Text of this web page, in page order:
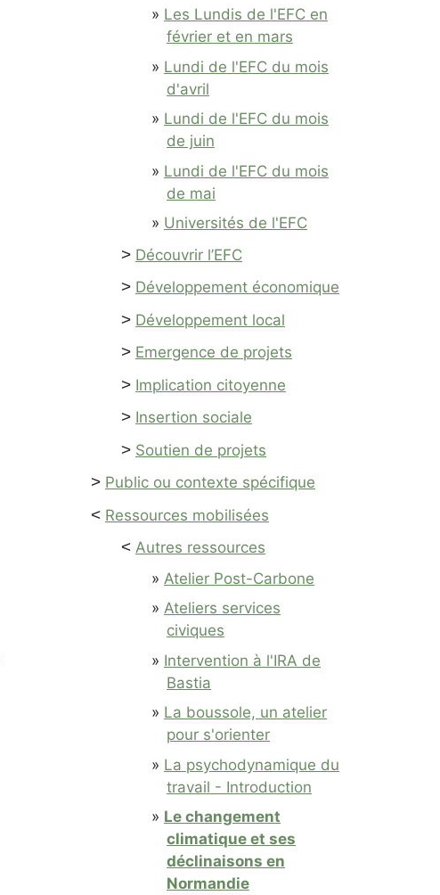
Les Lundis de l'EFC en
février et en mars
Lundi de l'EFC du mois
d'avril
Lundi de l'EFC du mois
de juin
Lundi de l'EFC du mois
de mai
Universités de l'EFC
> Découvrir l’EFC
> Développement économique
> Développement local
> Emergence de projets
> Implication citoyenne
> Insertion sociale
> Soutien de projets
> Public ou contexte spécifique
< Ressources mobilisées
< Autres ressources
Atelier Post-Carbone
Ateliers services
civiques
Intervention à l'IRA de
Bastia
La boussole, un atelier
pour s'orienter
La psychodynamique du
travail - Introduction
Le changement
climatique et ses
déclinaisons en
Normandie